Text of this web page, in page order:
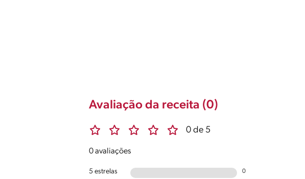
Avaliação da receita (0)
0 de 5
0 avaliações
5 estrelas 0